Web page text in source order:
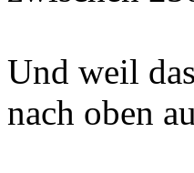
Und weil
nach oben